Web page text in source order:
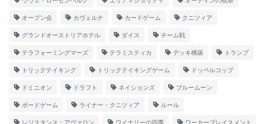
オープン会 カヴェルナ カードゲーム クニツィア
グランドオーストリアホテル ダイス チーム戦
テラフォーミングマーズ テラミスティカ デッキ構築 トランプ
トリックテイキング トリックテイキングゲーム ドッペルコップ
ドミニオン ドラフト ネイションズ ブルームーン
ボードゲーム ライナー・クニツィア ルール
レジスタンス：アヴァロン ワイナリーの四季 ワーカープレイスメント